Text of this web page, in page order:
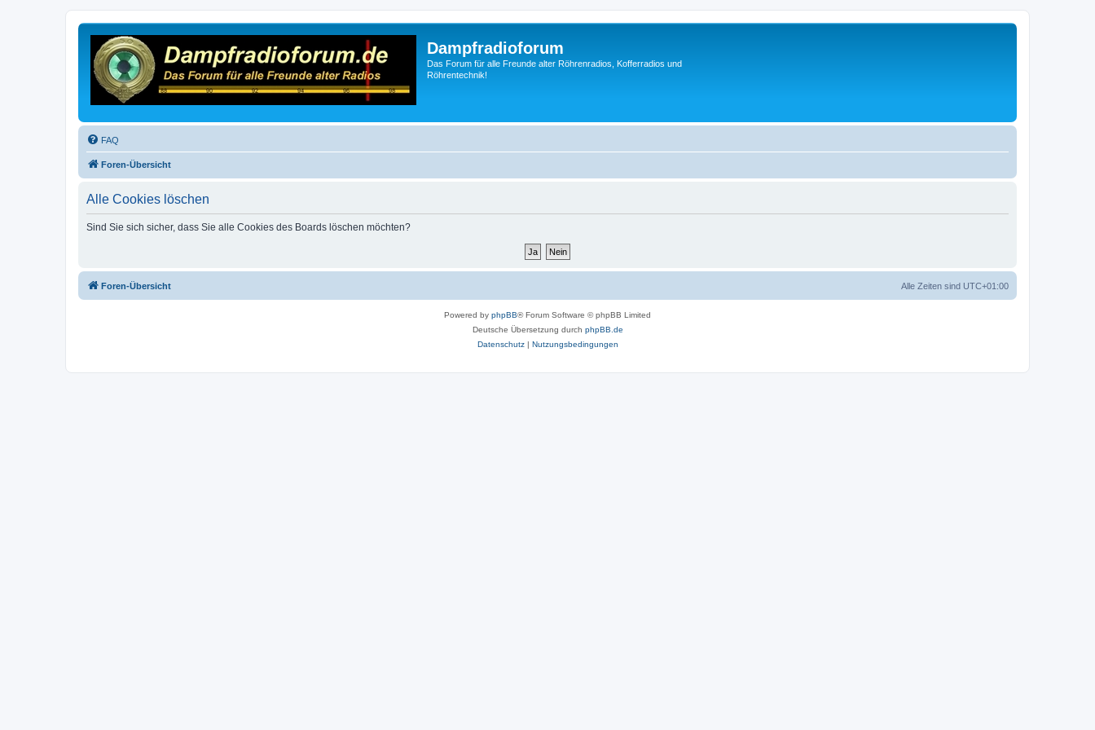
Dampfradioforum
Das Forum für alle Freunde alter Röhrenradios, Kofferradios und
Röhrentechnik!
FAQ
Foren-Übersicht
Alle Cookies löschen
Sind Sie sich sicher, dass Sie alle Cookies des Boards löschen möchten?
Foren-Übersicht Alle Zeiten sind UTC+01:00
Powered by phpBB® Forum Software © phpBB Limited
Deutsche Übersetzung durch phpBB.de
Datenschutz| Nutzungsbedingungen